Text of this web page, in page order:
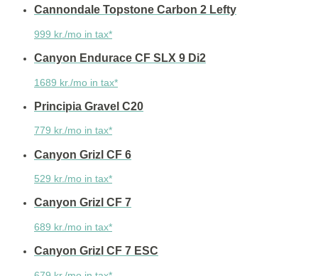
Cannondale Topstone Carbon 2 Lefty
999 kr./mo in tax*
Canyon Endurace CF SLX 9 Di2
1689 kr./mo in tax*
Principia Gravel C20
779 kr./mo in tax*
Canyon Grizl CF 6
529 kr./mo in tax*
Canyon Grizl CF 7
689 kr./mo in tax*
Canyon Grizl CF 7 ESC